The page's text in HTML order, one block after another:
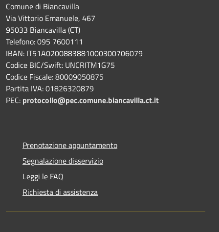
Comune di Biancavilla
Via Vittorio Emanuele, 467
95033 Biancavilla (CT)
Telefono: 095 7600111
IBAN: IT51A0200883881000300706079
Codice BIC/Swift: UNCRITM1G75
Codice Fiscale: 80009050875
Partita IVA: 01826320879
PEC: protocollo@pec.comune.biancavilla.ct.it
Prenotazione appuntamento
Segnalazione disservizio
Leggi le FAQ
Richiesta di assistenza